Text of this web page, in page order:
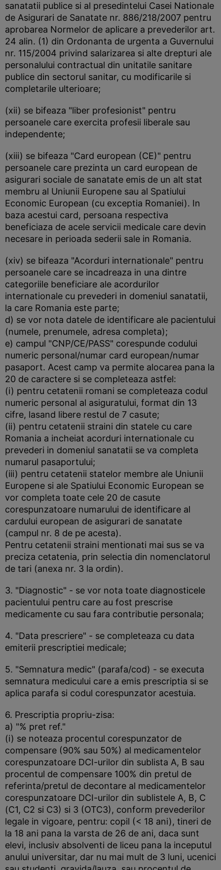
sanatatii publice si al presedintelui Casei Nationale
de Asigurari de Sanatate nr. 886/218/2007 pentru
aprobarea Normelor de aplicare a prevederilor art.
24 alin. (1) din Ordonanta de urgenta a Guvernului
nr. 115/2004 privind salarizarea si alte drepturi ale
personalului contractual din unitatile sanitare
publice din sectorul sanitar, cu modificarile si
completarile ulterioare;
(xii) se bifeaza "liber profesionist" pentru
persoanele care exercita profesii liberale sau
independente;
(xiii) se bifeaza "Card european (CE)" pentru
persoanele care prezinta un card european de
asigurari sociale de sanatate emis de un alt stat
membru al Uniunii Europene sau al Spatiului
Economic European (cu exceptia Romaniei). In
baza acestui card, persoana respectiva
beneficiaza de acele servicii medicale care devin
necesare in perioada sederii sale in Romania.
(xiv) se bifeaza "Acorduri internationale" pentru
persoanele care se incadreaza in una dintre
categoriile beneficiare ale acordurilor
internationale cu prevederi in domeniul sanatatii,
la care Romania este parte;
d) se vor nota datele de identificare ale pacientului
(numele, prenumele, adresa completa);
e) campul "CNP/CE/PASS" corespunde codului
numeric personal/numar card european/numar
pasaport. Acest camp va permite alocarea pana la
20 de caractere si se completeaza astfel:
(i) pentru cetatenii romani se completeaza codul
numeric personal al asiguratului, format din 13
cifre, lasand libere restul de 7 casute;
(ii) pentru cetatenii straini din statele cu care
Romania a incheiat acorduri internationale cu
prevederi in domeniul sanatatii se va completa
numarul pasaportului;
(iii) pentru cetatenii statelor membre ale Uniunii
Europene si ale Spatiului Economic European se
vor completa toate cele 20 de casute
corespunzatoare numarului de identificare al
cardului european de asigurari de sanatate
(campul nr. 8 de pe acesta).
Pentru cetatenii straini mentionati mai sus se va
preciza cetatenia, prin selectia din nomenclatorul
de tari (anexa nr. 3 la ordin).
3. "Diagnostic" - se vor nota toate diagnosticele
pacientului pentru care au fost prescrise
medicamente cu sau fara contributie personala;
4. "Data prescriere" - se completeaza cu data
emiterii prescriptiei medicale;
5. "Semnatura medic" (parafa/cod) - se executa
semnatura medicului care a emis prescriptia si se
aplica parafa si codul corespunzator acestuia.
6. Prescriptia propriu-zisa:
a) "% pret ref."
(i) se noteaza procentul corespunzator de
compensare (90% sau 50%) al medicamentelor
corespunzatoare DCI-urilor din sublista A, B sau
procentul de compensare 100% din pretul de
referinta/pretul de decontare al medicamentelor
corespunzatoare DCI-urilor din sublistele A, B, C
(C1, C2 si C3) si 3 (OTC3), conform prevederilor
legale in vigoare, pentru: copil (< 18 ani), tineri de
la 18 ani pana la varsta de 26 de ani, daca sunt
elevi, inclusiv absolventi de liceu pana la inceputul
anului universitar, dar nu mai mult de 3 luni, ucenici